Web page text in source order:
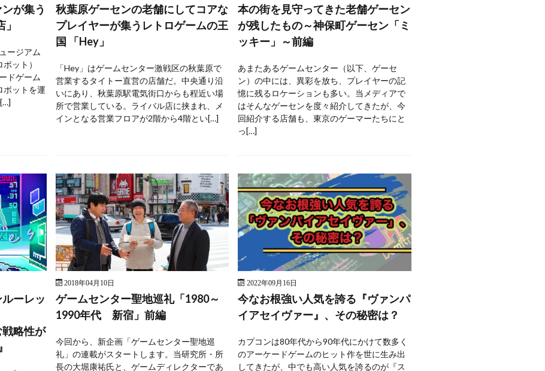
が集う
ージアム
ット）
ドゲーム
ボットを運
秋葉原ゲーセンの老舗にしてコアな
プレイヤーが集うレトロゲームの王
国 「Hey」
「Hey」はゲームセンター激戦区の秋葉原で
営業するタイトー直営の店舗だ。中央通り沿
いにあり、秋葉原駅電気街口からも程近い場
所で営業している。ライバル店に挟まれ、メ
インとなる営業フロアが2階から4階とい[…]
本の街を見守ってきた老舗ゲーセン
が残したもの～神保町ゲーセン「ミ
ッキー」～前編
あまたあるゲームセンター（以下、ゲーセ
ン）の中には、異彩を放ち、プレイヤーの記
憶に残るロケーションも多い。当メディアで
はそんなゲーセンを度々紹介してきたが、今
回紹介する店舗も、東京のゲーマーたちにと
っ[…]
ーレッ
略性が
2018年04月10日
ゲームセンター聖地巡礼「1980～
1990年代 新宿」前編
今回から、新企画「ゲームセンター聖地巡
礼」の連載がスタートします。当研究所・所
長の大堀康祐氏と、ゲームディレクターであ
2022年09月16日
今なお根強い人気を誇る『ヴァンパ
イアセイヴァー』、その秘密は？
カプコンは80年代から90年代にかけて数多く
のアーケードゲームのヒット作を世に生み出
してきたが、中でも高い人気を誇るのが『ス